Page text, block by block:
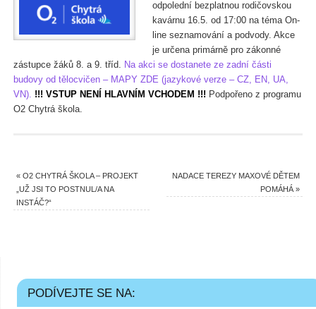
odpolední bezplatnou rodičovskou
kavárnu 16.5. od 17:00 na téma On-
line seznamování a podvody. Akce
je určena primárně pro zákonné
zástupce žáků 8. a 9. tříd. Na akci se dostanete ze zadní části
budovy od tělocvičen – MAPY ZDE (jazykové verze – CZ, EN, UA,
VN). !!! VSTUP NENÍ HLAVNÍM VCHODEM !!! Podpořeno z programu
O2 Chytrá škola.
«O2 CHYTRÁ ŠKOLA – PROJEKT
„UŽ JSI TO POSTNUL/A NA
INSTÁČ?“
NADACE TEREZY MAXOVÉ DĚTEM
POMÁHÁ»
PODÍVEJTE SE NA: